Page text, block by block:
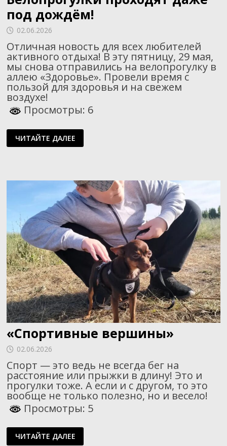
под дождём!
02.06.2026
Отличная новость для всех любителей
активного отдыха! В эту пятницу, 29 мая,
мы снова отправились на велопрогулку в
аллею «Здоровье». Провели время с
пользой для здоровья и на свежем
воздухе!
Просмотры: 6
ВЕЛОПРОГУЛКИ
ПРОХОДЯТ
ДАЖЕ
ЧИТАЙТЕ ДАЛЕЕ
«Спортивные вершины»
02.06.2026
Спорт — это ведь не всегда бег на
расстояние или прыжки в длину! Это и
прогулки тоже. А если и с другом, то это
вообще не только полезно, но и весело!
Просмотры: 5
«СПОРТИВНЫЕ
ВЕРШИНЫ»
ЧИТАЙТЕ ДАЛЕЕ